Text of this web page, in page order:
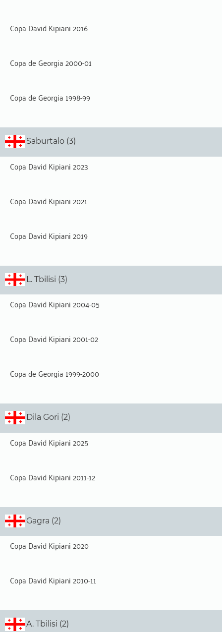
Copa David Kipiani 2016
Copa de Georgia 2000-01
Copa de Georgia 1998-99
Saburtalo (3)
Copa David Kipiani 2023
Copa David Kipiani 2021
Copa David Kipiani 2019
L. Tbilisi (3)
Copa David Kipiani 2004-05
Copa David Kipiani 2001-02
Copa de Georgia 1999-2000
Dila Gori (2)
Copa David Kipiani 2025
Copa David Kipiani 2011-12
Gagra (2)
Copa David Kipiani 2020
Copa David Kipiani 2010-11
A. Tbilisi (2)